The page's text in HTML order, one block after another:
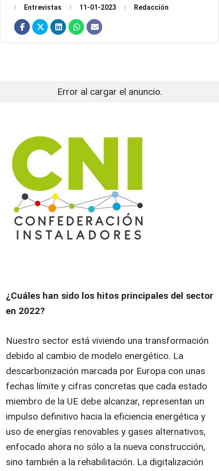
Entrevistas 11-01-2023 Redacción
Error al cargar el anuncio.
¿Cuáles han sido los hitos principales del sector
en 2022?
Nuestro sector está viviendo una transformación
debido al cambio de modelo energético. La
descarbonización marcada por Europa con unas
fechas límite y cifras concretas que cada estado
miembro de la UE debe alcanzar, representan un
impulso definitivo hacia la eficiencia energética y
uso de energías renovables y gases alternativos,
enfocado ahora no sólo a la nueva construcción,
sino también a la rehabilitación. La digitalización